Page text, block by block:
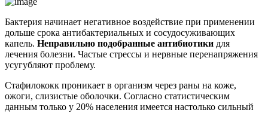
Бактерия начинает негативное воздействие при применении
дольше срока антибактериальных и сосудосуживающих
капель. Неправильно подобранные антибиотики для
лечения болезни. Частые стрессы и нервные перенапряжения
усугубляют проблему.
Стафилококк проникает в организм через раны на коже,
ожоги, слизистые оболочки. Согласно статистическим
данным только у 20% населения имеется настолько сильный